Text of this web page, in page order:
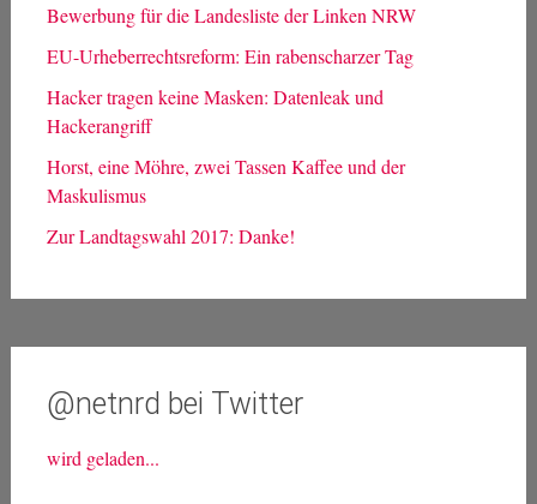
Bewerbung für die Landesliste der Linken NRW
EU-Urheberrechtsreform: Ein rabenscharzer Tag
Hacker tragen keine Masken: Datenleak und
Hackerangriff
Horst, eine Möhre, zwei Tassen Kaffee und der
Maskulismus
Zur Landtagswahl 2017: Danke!
@netnrd bei Twitter
wird geladen...